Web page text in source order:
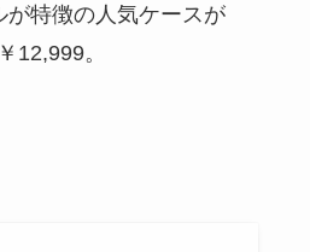
が特徴の人気ケースが
12,999。